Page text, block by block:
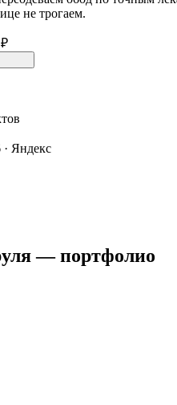
не трогаем.
Яндекс
— портфолио